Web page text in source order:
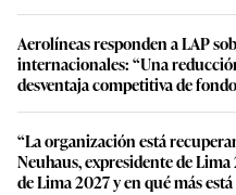
Aerolíneas responden a LAP
internacionales: “Una
desventaja competitiva de
“La organización está
Neuhaus, expresidente de
de Lima 2027 y en qué más